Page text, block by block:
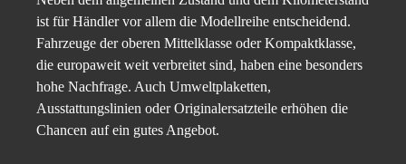
ist für Händler vor allem die Modellreihe entscheidend.
Fahrzeuge der oberen Mittelklasse oder Kompaktklasse,
die europaweit weit verbreitet sind, haben eine besonders
hohe Nachfrage. Auch Umweltplaketten,
Ausstattungslinien oder Originalersatzteile erhöhen die
Chancen auf ein gutes Angebot.